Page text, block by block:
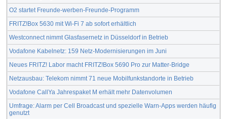
O2 startet Freunde-werben-Freunde-Programm
FRITZ!Box 5630 mit Wi-Fi 7 ab sofort erhältlich
Westconnect nimmt Glasfasernetz in Düsseldorf in Betrieb
Vodafone Kabelnetz: 159 Netz-Modernisierungen im Juni
Neues FRITZ! Labor macht FRITZ!Box 5690 Pro zur Matter-Bridge
Netzausbau: Telekom nimmt 71 neue Mobilfunkstandorte in Betrieb
Vodafone CallYa Jahrespaket M erhält mehr Datenvolumen
Umfrage: Alarm per Cell Broadcast und spezielle Warn-Apps werden häufig
genutzt